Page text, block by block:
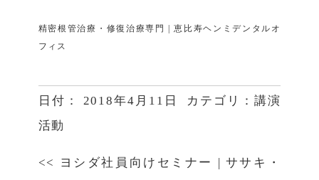
精密根管治療・修復治療専門 | 恵比寿ヘンミデンタルオ
フィス
日付： 2018年4月11日 カテゴリ： 講演
活動
<< ヨシダ社員向けセミナー | ササキ・